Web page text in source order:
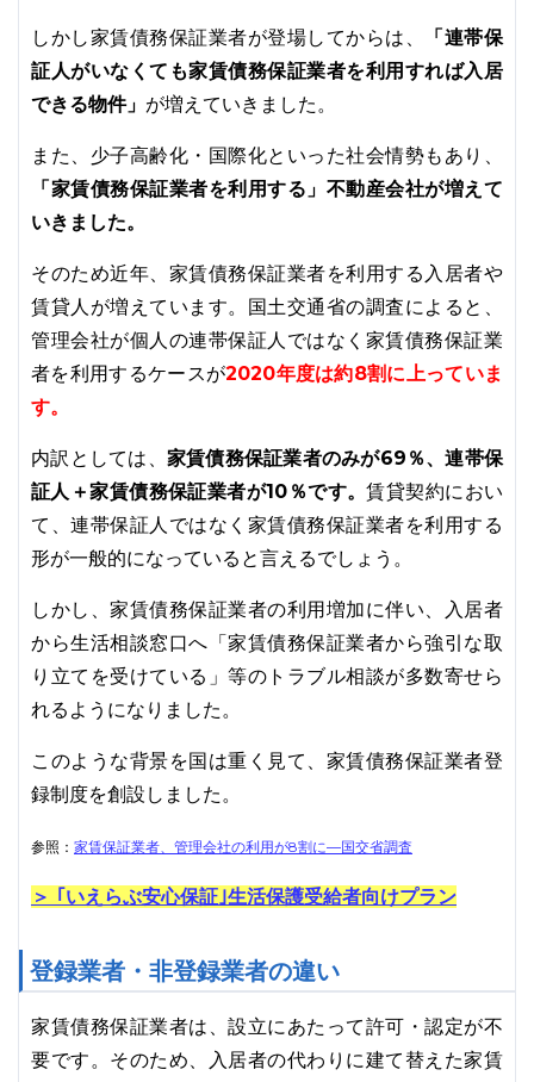
しかし家賃債務保証業者が登場してからは、
「連帯保
証人がいなくても家賃債務保証業者を利用すれば入居
できる物件」 が増えていきました。
また、少子高齢化・国際化といった社会情勢もあり、
「家賃債務保証業者を利用する」不動産会社が増えて
いきました。
そのため近年、家賃債務保証業者を利用する入居者や
賃貸人が増えています。国土交通省の調査によると、
管理会社が個人の連帯保証人ではなく家賃債務保証業
者を利用するケースが2020年度は約8割に上っていま
す。
内訳としては、 家賃債務保証業者のみが69％、連帯保
証人＋家賃債務保証業者が10％です。賃貸契約におい
て、連帯保証人ではなく家賃債務保証業者を利用する
形が一般的になっていると言えるでしょう。
しかし、家賃債務保証業者の利用増加に伴い、入居者
から生活相談窓口へ「家賃債務保証業者から強引な取
り立てを受けている」等のトラブル相談が多数寄せら
れるようになりました。
このような背景を国は重く見て、家賃債務保証業者登
録制度を創設しました。
参照： 家賃保証業者、管理会社の利用が8割に―国交省調査
＞ ｢いえらぶ安心保証｣生活保護受給者向けプラン
登録業者・非登録業者の違い
家賃債務保証業者は、設立にあたって許可・認定が不
要です。そのため、入居者の代わりに建て替えた家賃